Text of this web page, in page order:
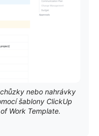
nebo nahrávky
šablony ClickUp
Work Template.